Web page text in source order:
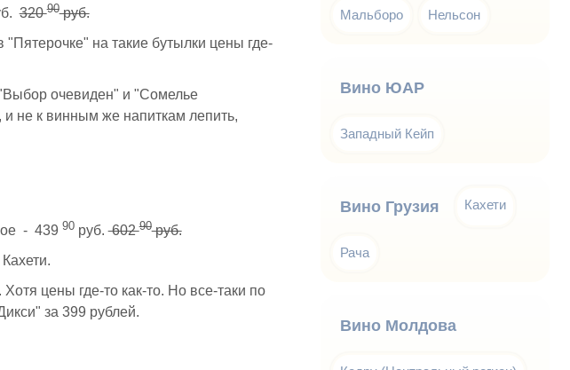
32090руб.
на такие бутылки цены где-
очевиден" и "Сомелье
и не к винным же напиткам лепить,
- 439 90руб.60290руб.
цены где-то как-то. Но все-таки по
за 399 рублей.
Мальборо Нельсон
Вино ЮАР
Западный Кейп
Вино Грузия Кахети
Рача
Вино Молдова